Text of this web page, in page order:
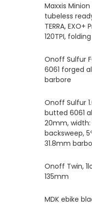
Maxxis Minion
tubeless
TERRA,
120TPI,
Onoff Sulfur
6061 forged
barbore
Onoff Sulfur
butted 6061
20mm,
backsweep,
31.8mm
Onoff Twin,
135mm
MDK ebike